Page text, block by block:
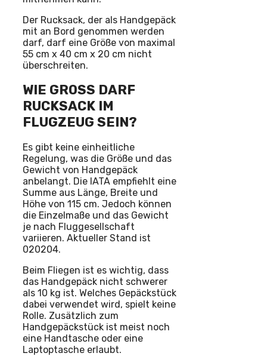
Der Rucksack, der als Handgepäck
mit an Bord genommen werden
darf, darf eine Größe von maximal
55 cm x 40 cm x 20 cm nicht
überschreiten.
WIE GROSS DARF R
UCKSACK IM F
LUGZEUG SEIN?
Es gibt keine einheitliche
Regelung, was die Größe und das
Gewicht von Handgepäck
anbelangt. Die IATA empfiehlt eine
Summe aus Länge, Breite und
Höhe von 115 cm. Jedoch können
die Einzelmaße und das Gewicht
je nach Fluggesellschaft
variieren. Aktueller Stand ist
020204.
Beim Fliegen ist es wichtig, dass
das Handgepäck nicht schwerer
als 10 kg ist. Welches Gepäckstück
dabei verwendet wird, spielt keine
Rolle. Zusätzlich zum
Handgepäckstück ist meist noch
eine Handtasche oder eine
Laptoptasche erlaubt.